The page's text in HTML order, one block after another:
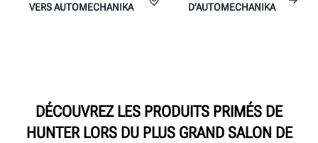
VERS AUTOMECHANIKA
D’AUTOMECHANIKA
DÉCOUVREZ LES PRODUITS PRIMÉS DE
HUNTER LORS DU PLUS GRAND SALON DE